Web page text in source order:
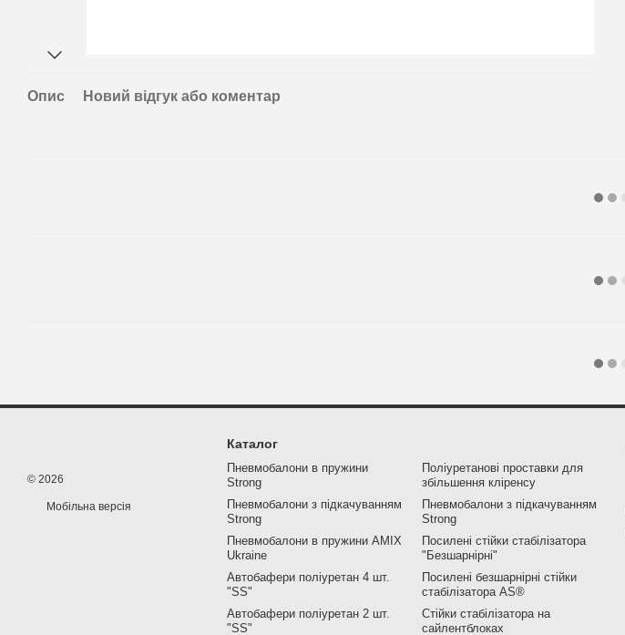
Опис Новий відгук або коментар
© 2026
Мобільна версія
Каталог
Пневмобалони в пружини
Strong
Пневмобалони з підкачуванням
Strong
Пневмобалони в пружини AMIX
Ukraine
Автобафери поліуретан 4 шт.
"SS"
Автобафери поліуретан 2 шт.
"SS"
Поліуретанові проставки для
збільшення кліренсу
Пневмобалони з підкачуванням
Strong
Посилені стійки стабілізатора
"Безшарнірні"
Посилені безшарнірні стійки
стабілізатора AS®
Стійки стабілізатора на
сайлентблоках